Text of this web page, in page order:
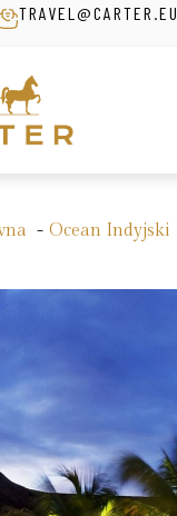
TRAVEL@CARTER.EU
Ocean Indyjski